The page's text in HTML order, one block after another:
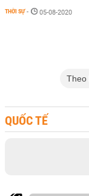
THỜI SỰ - 05-08-2020
Theo
QUỐC TẾ